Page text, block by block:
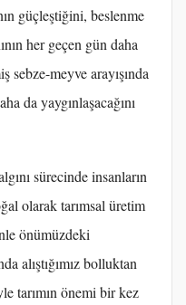
güçleştiğini, beslenme
her geçen gün daha
sebze-meyve arayışında
da yaygınlaşacağını
sürecinde insanların
olarak tarımsal üretim
önümüzdeki
alıştığımız bolluktan
tarımın önemi bir kez